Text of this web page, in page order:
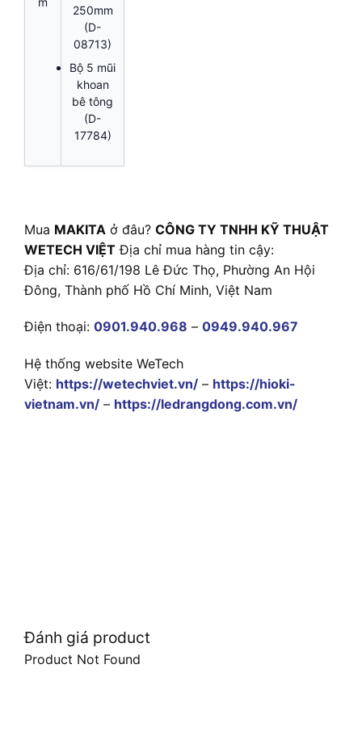
250mm
(D-
08713)
Bộ 5 mũi
khoan
bê tông
(D-
17784)
Mua MAKITA ở đâu? CÔNG TY TNHH KỸ THUẬT
WETECH VIỆT Địa chỉ mua hàng tin cậy:
Địa chỉ: 616/61/198 Lê Đức Thọ, Phường An Hội
Đông, Thành phố Hồ Chí Minh, Việt Nam
Điện thoại: 0901.940.968 – 0949.940.967
Hệ thống website WeTech
Việt: https://wetechviet.vn/ – https://hioki-
vietnam.vn/ – https://ledrangdong.com.vn/
Đánh giá product
Product Not Found